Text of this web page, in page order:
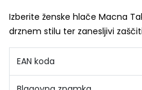
Izberite ženske hlače Macna
drznem stilu ter zanesljivi
EAN koda